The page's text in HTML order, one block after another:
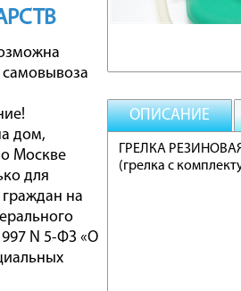
дом,
Москве
для
граждан на
N 5-ФЗ «О
ОПИСАНИЕ
ГРЕЛКА РЕЗИНОВАЯ
(грелка с